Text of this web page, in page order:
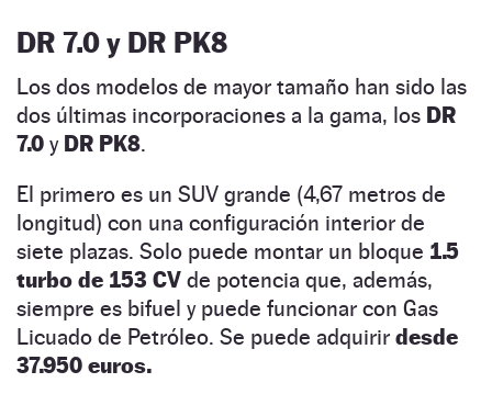
DR 7.0 y DR PK8
Los dos modelos de mayor tamaño han sido las
dos últimas incorporaciones a la gama, los DR
7.0 y DR PK8.
El primero es un SUV grande (4,67 metros de
longitud) con una configuración interior de
siete plazas. Solo puede montar un bloque 1.5
turbo de 153 CV de potencia que, además,
siempre es bifuel y puede funcionar con Gas
Licuado de Petróleo. Se puede adquirir desde
37.950 euros.